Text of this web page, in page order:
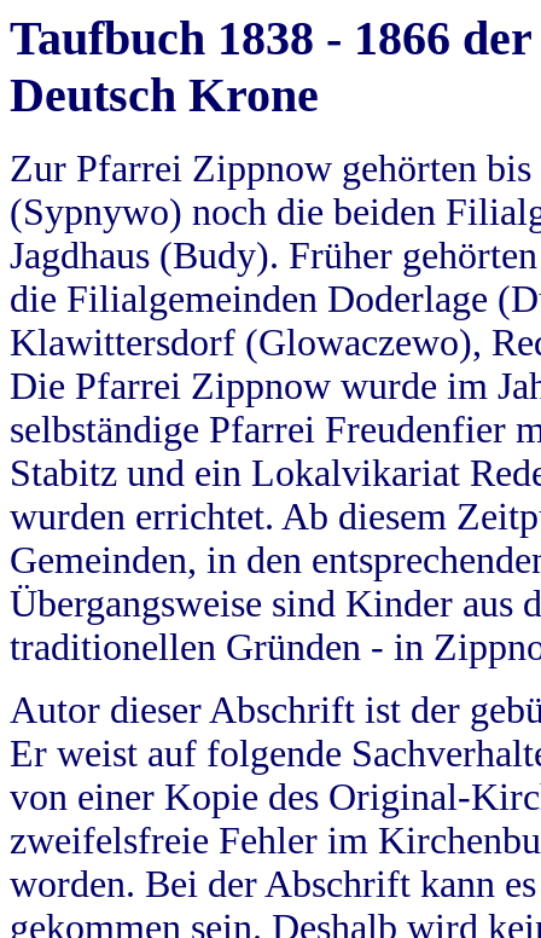
Taufbuch 1838 - 1866
Deutsch Krone
Zur Pfarrei Zippnow gehörten
(Sypnywo) noch die beiden
Jagdhaus (Budy). Früher
die Filialgemeinden Doderlage
Klawittersdorf (Glowaczewo),
Die Pfarrei Zippnow wurde im
selbständige Pfarrei Freudenfier
Stabitz und ein Lokalvikariat
wurden errichtet. Ab diesem
Gemeinden, in den
Übergangsweise sind Kinder aus
traditionellen Gründen - in
Autor dieser Abschrift ist der
Er weist auf folgende
von einer Kopie des Original-
zweifelsfreie Fehler im
worden. Bei der Abschrift kann
gekommen sein. Deshalb wird